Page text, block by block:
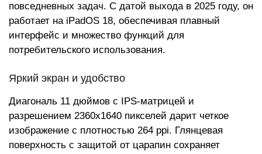
повседневных задач. С датой выхода в 2025 году, он
работает на iPadOS 18, обеспечивая плавный
интерфейс и множество функций для
потребительского использования.
Яркий экран и удобство
Диагональ 11 дюймов с IPS-матрицей и
разрешением 2360x1640 пикселей дарит четкое
изображение с плотностью 264 ppi. Глянцевая
поверхность с защитой от царапин сохраняет